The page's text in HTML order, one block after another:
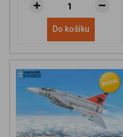
Do košíku